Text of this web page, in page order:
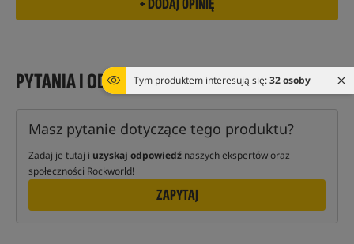
Tym produktem interesują się:32 osoby
PYTANIA I ODPOWIEDZI
Masz pytanie dotyczące tego produktu?
Zadaj je tutaj i uzyskaj odpowiedź naszych ekspertów oraz
społeczności Rockworld!
ZAPYTAJ